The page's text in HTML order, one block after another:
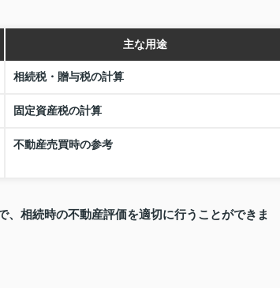
主な用途
相続税・贈与税の計算
固定資産税の計算
不動産売買時の参考
相続時の不動産評価を適切に行うことができま